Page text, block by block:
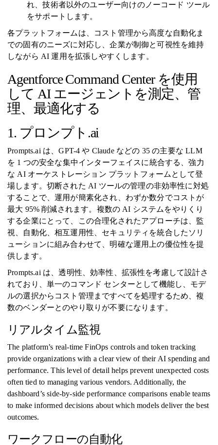
れ、技術者以外のユーザー向けのノーコード ツール
をサポートします。
各プラットフォームは、コスト管理から高度な自動化ま
での固有のニーズに対応し、企業が制御と可視性を維持
しながら AI 運用を拡張しやすくします。
Agentforce Command Center を使用
して AI エージェントを測定、管
理、最適化する
1. プロンプト.ai
Prompts.ai は、GPT-4 や Claude などの 35 の主要な LLM
を 1 つの安全な集中インターフェイスに統合する、強力
な AI オーケストレーション プラットフォームとして登
場します。切断された AI ツールの管理の非効率性に対処
することで、運用が簡素化され、わずか数分でコストが
最大 95% 削減されます。複数の AI システムをやりくり
する企業にとって、この合理化されたアプローチは、監
視、自動化、相互運用性、セキュリティを統合したソリ
ューションに組み合わせて、明確な運用上の優位性を提
供します。
Prompts.ai は、透明性、効率性、拡張性を考慮して設計さ
れており、単一のコマンド センターとして機能し、モデ
ルの選択からコスト管理まですべてを処理するため、複
数のベンダーとのやり取りが不要になります。
リアルタイム監視
The platform’s real-time FinOps controls and token tracking
provide organizations with a clear view of their AI spending and
performance. This level of detail helps prevent unexpected costs
often tied to managing various vendors. Additionally, the
dashboard’s side-by-side performance comparisons enable teams
to make informed decisions about which models deliver the best
outcomes.
ワークフローの自動化